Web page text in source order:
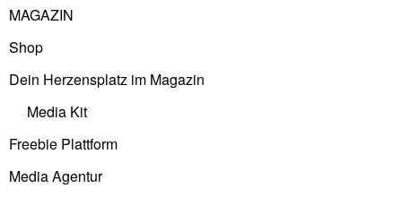
MAGAZIN
Shop
Dein Herzensplatz im Magazin
Media Kit
Freebie Plattform
Media Agentur